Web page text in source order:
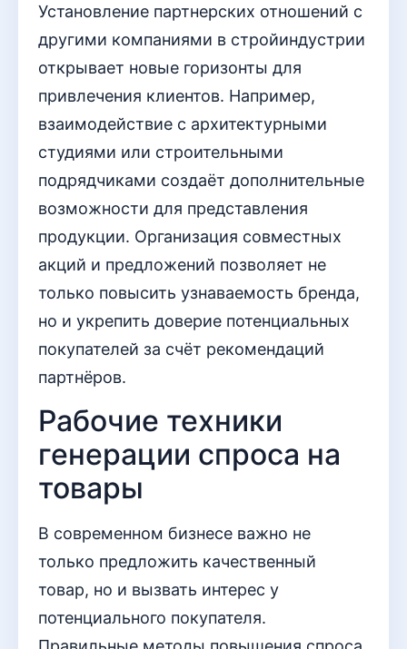
Установление партнерских отношений с
другими компаниями в стройиндустрии
открывает новые горизонты для
привлечения клиентов. Например,
взаимодействие с архитектурными
студиями или строительными
подрядчиками создаёт дополнительные
возможности для представления
продукции. Организация совместных
акций и предложений позволяет не
только повысить узнаваемость бренда,
но и укрепить доверие потенциальных
покупателей за счёт рекомендаций
партнёров.
Рабочие техники
генерации спроса на
товары
В современном бизнесе важно не
только предложить качественный
товар, но и вызвать интерес у
потенциального покупателя.